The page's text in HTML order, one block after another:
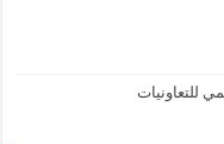
للتعاونيات